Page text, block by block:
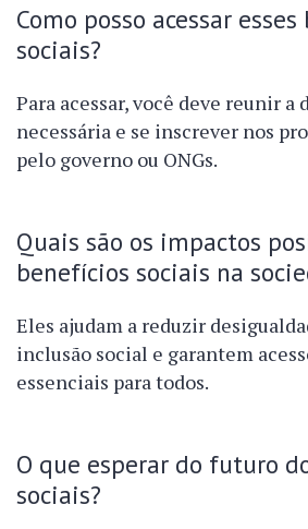
Como posso acessar
sociais?
Para acessar, você deve reunir a
necessária e se inscrever nos
pelo governo ou ONGs.
Quais são os impactos
benefícios sociais na
Eles ajudam a reduzir
inclusão social e garantem
essenciais para todos.
O que esperar do futuro
sociais?